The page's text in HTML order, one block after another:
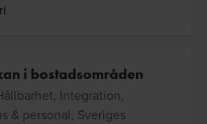
i bostadsområden
Integration,
& personal, Sveriges